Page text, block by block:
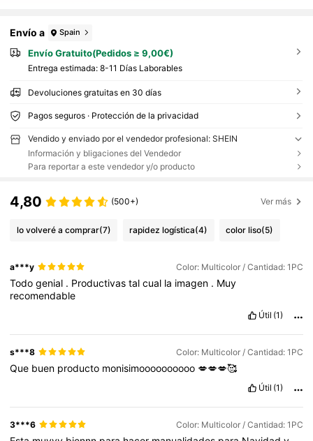
Envío a Spain
Envío Gratuito(Pedidos ≥ 9,00€)
Entrega estimada: 8-11 Días Laborables
Devoluciones gratuitas en 30 días
Pagos seguros · Protección de la privacidad
Vendido y enviado por el vendedor profesional: SHEIN
Información y bligaciones del Vendedor
Para reportar a este vendedor y/o producto
4,80 (500+) Ver más
lo volveré a comprar(7) rapidez logística(4) color liso(5)
a***y Color: Multicolor / Cantidad: 1PC
Todogenial . Productivastalcual la imagen . Muy
recomendable
Útil (1)
s***8 Color: Multicolor / Cantidad: 1PC
Que buen producto monisimoooooooooo 💋💋💋🥰
Útil (1)
3***6 Color: Multicolor / Cantidad: 1PC